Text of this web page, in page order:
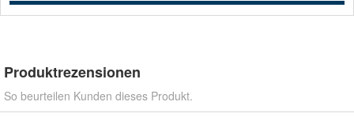
Produktrezensionen
So beurteilen Kunden dieses Produkt.